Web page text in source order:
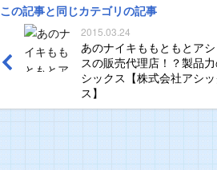
この記事と同じカテゴリの記事
2015.03.24
あのナイキももともとア
スの販売代理店！？製品
シックス【株式会社アシッ
ス】